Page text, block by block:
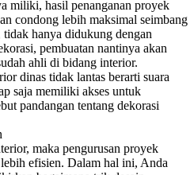
miliki, hasil penanganan proyek
condong lebih maksimal seimbang
hanya didukung dengan
pembuatan nantinya akan
ahli di bidang interior.
dinas tidak lantas berarti suara
saja memiliki akses untuk
pandangan tentang dekorasi
maka pengurusan proyek
efisien. Dalam hal ini, Anda